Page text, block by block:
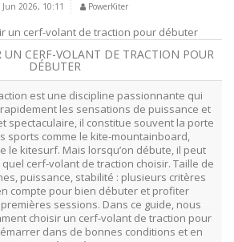
Jun 2026, 10:11 PowerKiter
CERF-VOLANT DE TRACTION POUR
DÉBUTER
est une discipline passionnante qui
les sensations de puissance et
spectaculaire, il constitue souvent la porte
sports comme le kite-mountainboard,
le kitesurf. Mais lorsqu’on débute, il peut
cerf-volant de traction choisir. Taille de
puissance, stabilité : plusieurs critères
compte pour bien débuter et profiter
sessions. Dans ce guide, nous
choisir un cerf-volant de traction pour
dans de bonnes conditions et en